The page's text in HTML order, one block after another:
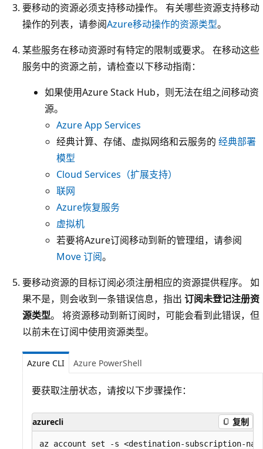
要移动的资源必须支持移动操作。 有关哪些资源支持移动
操作的列表，请参阅Azure移动操作的资源类型。
某些服务在移动资源时有特定的限制或要求。 在移动这些
服务中的资源之前，请检查以下移动指南：
如果使用Azure Stack Hub，则无法在组之间移动资
源。
Azure App Services
经典计算、存储、虚拟网络和云服务的 经典部署
模型
Cloud Services（扩展支持）
联网
Azure恢复服务
虚拟机
若要将Azure订阅移动到新的管理组，请参阅
Move 订阅。
要移动资源的目标订阅必须注册相应的资源提供程序。 如
果不是，则会收到一条错误信息，指出 订阅未登记注册资
源类型。 将资源移动到新订阅时，可能会看到此错误，但
以前未在订阅中使用资源类型。
Azure CLI Azure PowerShell
要获取注册状态，请按以下步骤操作：
azurecli 复制
az account set -s <destination-subscription-